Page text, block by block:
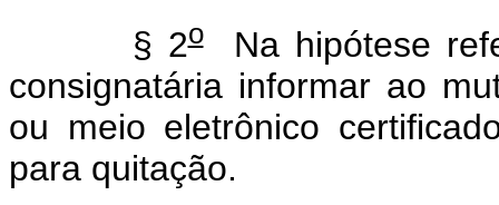
§ 2oNa hipótese
consignatária informar ao
ou meio eletrônico
para quitação.